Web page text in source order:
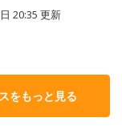
20:35 更新
をもっと見る